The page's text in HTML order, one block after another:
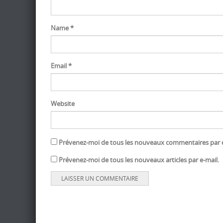
Name*
Email*
Website
Prévenez-moi de tous les nouveaux commentaires par
Prévenez-moi de tous les nouveaux articles par e-mail.